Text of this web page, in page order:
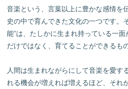
音楽という、言葉以上に豊かな感情を
史の中で育んできた文化の一つです。
能”は、たしかに生まれ持っている一
だけではなく、育てることができるも
人間は生まれながらにして音楽を愛す
れる機会が増えれば増えるほど、それ